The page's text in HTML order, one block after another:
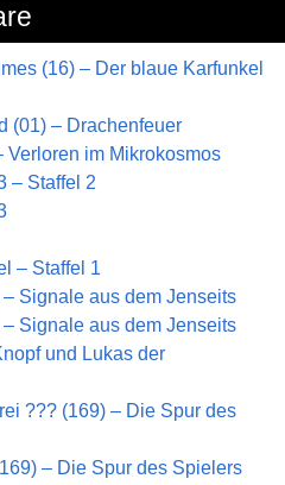
(16) – Der blaue Karfunkel
(01) – Drachenfeuer
Verloren im Mikrokosmos
– Staffel 2
– Staffel 1
Signale aus dem Jenseits
Signale aus dem Jenseits
und Lukas der
??? (169) – Die Spur des
– Die Spur des Spielers